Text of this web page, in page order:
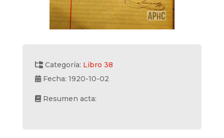
Categoría: Libro 38
Fecha: 1920-10-02
Resumen acta: